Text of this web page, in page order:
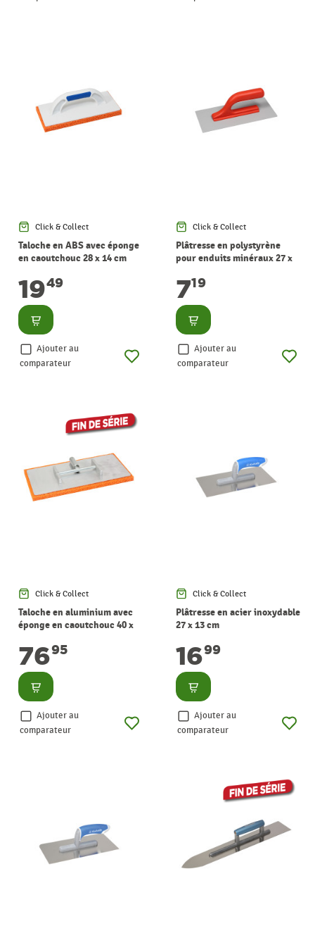
Click & Collect
Taloche en ABS avec éponge
en caoutchouc 28 x 14 cm
1949
Consulter
Ajouter au
comparateur
Click & Collect
Plâtresse en polystyrène
pour enduits minéraux 27 x
719
Consulter
Ajouter au
comparateur
Click & Collect
Taloche en aluminium avec
éponge en caoutchouc 40 x
7695
Consulter
Ajouter au
comparateur
Click & Collect
Plâtresse en acier inoxydable
27 x 13 cm
1699
Consulter
Ajouter au
comparateur